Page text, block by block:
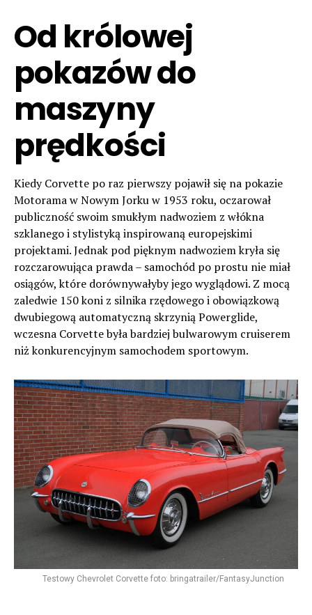
Od królowej
pokazów do
maszyny
prędkości
Kiedy Corvette po raz pierwszy pojawił się na pokazie
Motorama w Nowym Jorku w 1953 roku, oczarował
publiczność swoim smukłym nadwoziem z włókna
szklanego i stylistyką inspirowaną europejskimi
projektami. Jednak pod pięknym nadwoziem kryła się
rozczarowująca prawda – samochód po prostu nie miał
osiągów, które dorównywałyby jego wyglądowi. Z mocą
zaledwie 150 koni z silnika rzędowego i obowiązkową
dwubiegową automatyczną skrzynią Powerglide,
wczesna Corvette była bardziej bulwarowym cruiserem
niż konkurencyjnym samochodem sportowym.
Testowy Chevrolet Corvette foto: bringatrailer/FantasyJunction